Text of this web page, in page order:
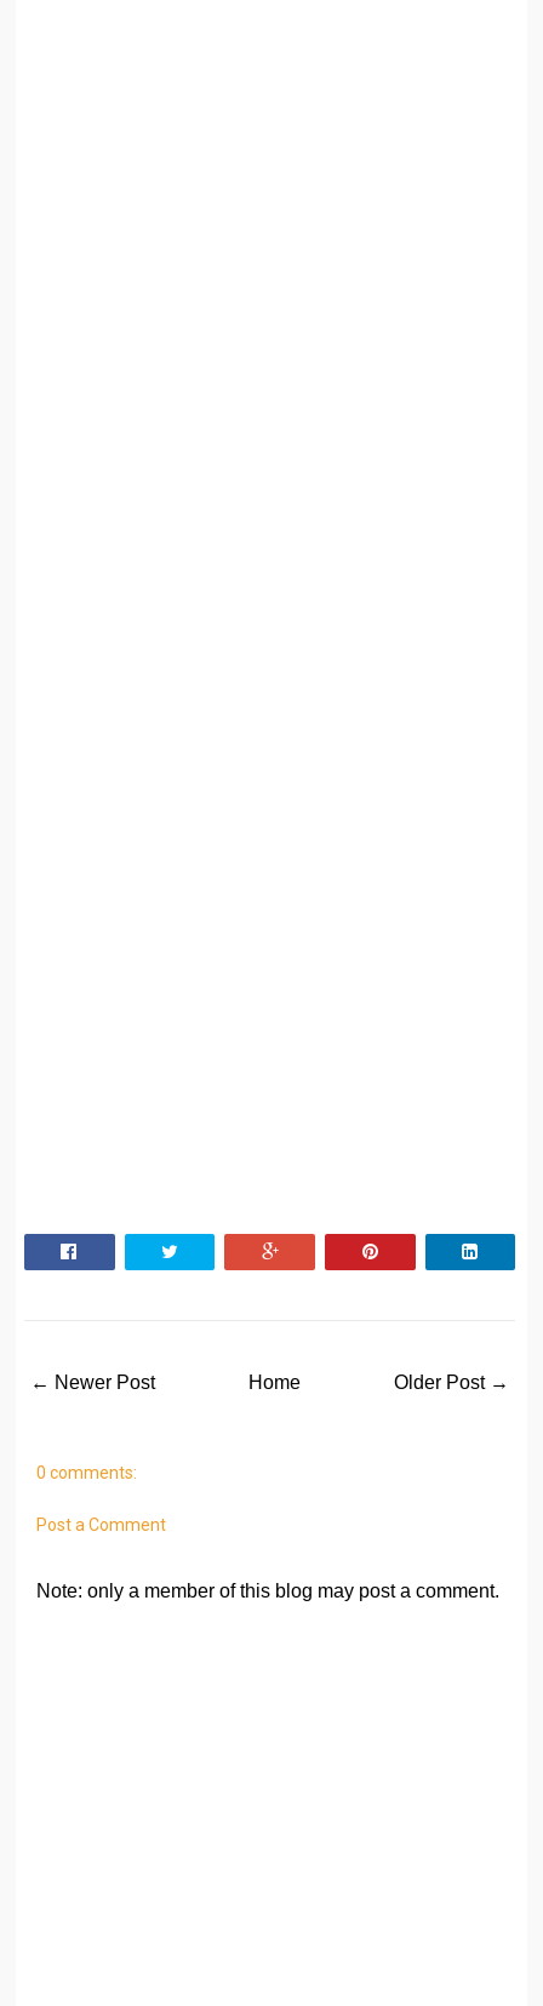
← Newer Post Older Post →
Home
0 comments:
Post a Comment
Note: only a member of this blog may post a comment.